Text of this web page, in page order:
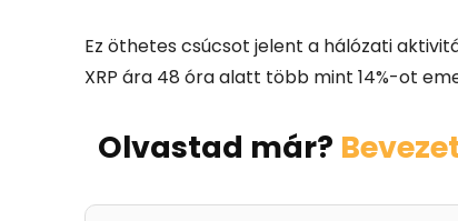
Ez öthetes csúcsot jelent a hálózati
XRP ára 48 óra alatt több mint 14%-ot
Olvastad már?